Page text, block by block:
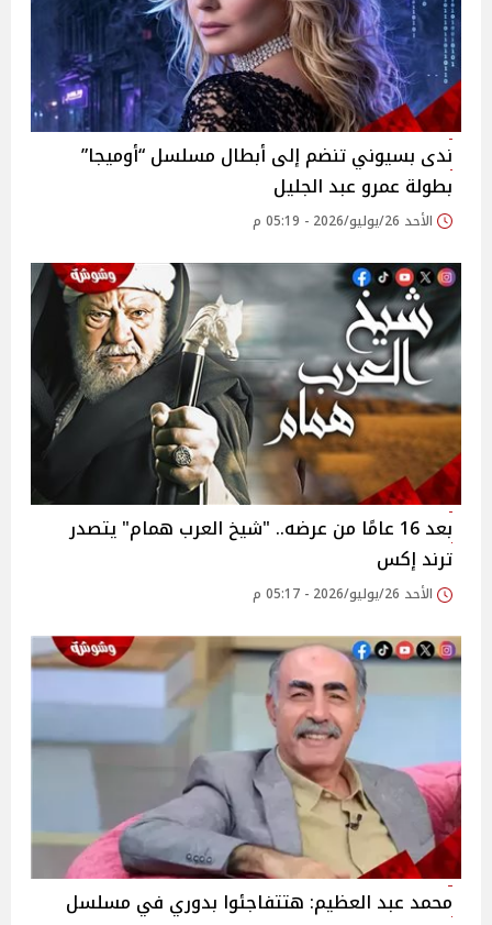
ندى بسيوني تنضم إلى أبطال مسلسل “أوميجا”
بطولة عمرو عبد الجليل
الأحد 26/يوليو/2026 - 05:19 م
بعد 16 عامًا من عرضه.. "شيخ العرب همام" يتصدر
ترند إكس
الأحد 26/يوليو/2026 - 05:17 م
محمد عبد العظيم: هتتفاجئوا بدوري في مسلسل